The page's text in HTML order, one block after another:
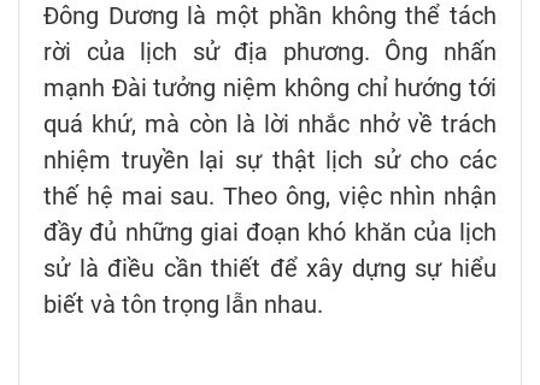
Đông Dương là một phần không thể tách
rời của lịch sử địa phương. Ông nhấn
mạnh Đài tưởng niệm không chỉ hướng tới
quá khứ, mà còn là lời nhắc nhở về trách
nhiệm truyền lại sự thật lịch sử cho các
thế hệ mai sau. Theo ông, việc nhìn nhận
đầy đủ những giai đoạn khó khăn của lịch
sử là điều cần thiết để xây dựng sự hiểu
biết và tôn trọng lẫn nhau.